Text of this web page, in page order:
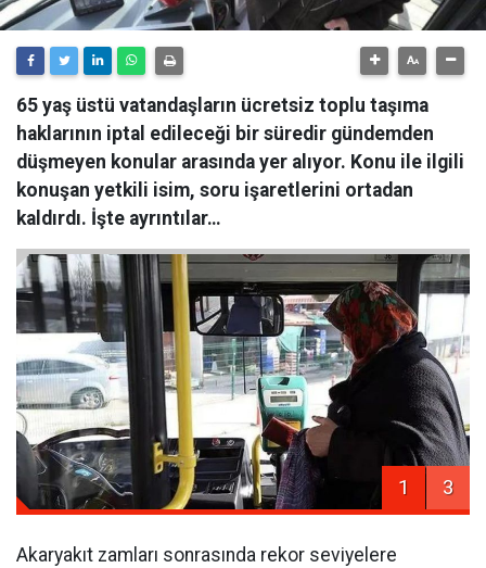
65 yaş üstü vatandaşların ücretsiz toplu taşıma
haklarının iptal edileceği bir süredir gündemden
düşmeyen konular arasında yer alıyor. Konu ile ilgili
konuşan yetkili isim, soru işaretlerini ortadan
kaldırdı. İşte ayrıntılar…
1 3
Akaryakıt zamları sonrasında rekor seviyelere